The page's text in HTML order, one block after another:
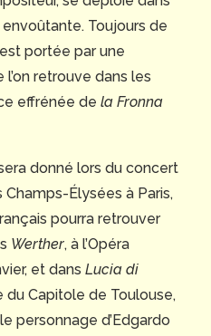
Toujours de
est portée par une
retrouve dans les
effrénée de la Fronna
donné lors du concert
Élysées à Paris,
pourra retrouver
Werther, à l’Opéra
et dans Lucia di
du Capitole de Toulouse,
personnage d’Edgardo